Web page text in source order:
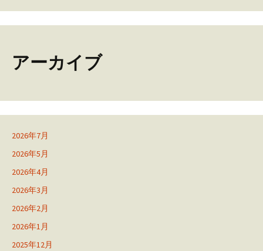
アーカイブ
2026年7月
2026年5月
2026年4月
2026年3月
2026年2月
2026年1月
2025年12月